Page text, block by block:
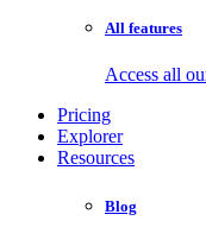
All features
Access all
Pricing
Explorer
Resources
Blog